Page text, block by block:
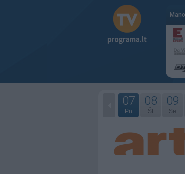
Mano
07
Pn
08
Št
09
Se